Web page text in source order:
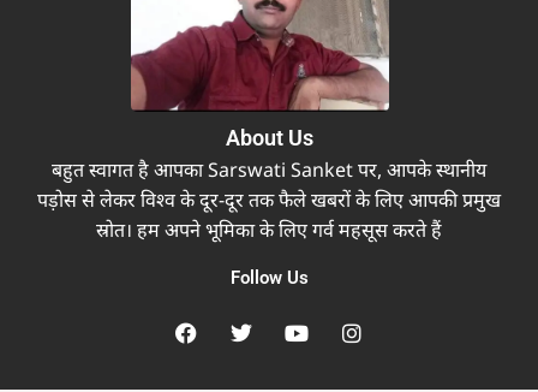
About Us
बहुत स्वागत है आपका Sarswati Sanket पर, आपके स्थानीय
पड़ोस से लेकर विश्व के दूर-दूर तक फैले खबरों के लिए आपकी प्रमुख
स्रोत। हम अपने भूमिका के लिए गर्व महसूस करते हैं
Follow Us